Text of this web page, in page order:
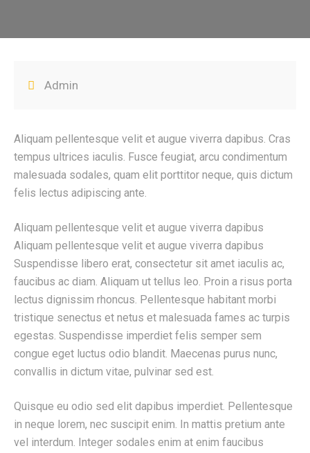
Admin
Aliquam pellentesque velit et augue viverra dapibus. Cras
tempus ultrices iaculis. Fusce feugiat, arcu condimentum
malesuada sodales, quam elit porttitor neque, quis dictum
felis lectus adipiscing ante.
Aliquam pellentesque velit et augue viverra dapibus
Aliquam pellentesque velit et augue viverra dapibus
Suspendisse libero erat, consectetur sit amet iaculis ac,
faucibus ac diam. Aliquam ut tellus leo. Proin a risus porta
lectus dignissim rhoncus. Pellentesque habitant morbi
tristique senectus et netus et malesuada fames ac turpis
egestas. Suspendisse imperdiet felis semper sem
congue eget luctus odio blandit. Maecenas purus nunc,
convallis in dictum vitae, pulvinar sed est.
Quisque eu odio sed elit dapibus imperdiet. Pellentesque
in neque lorem, nec suscipit enim. In mattis pretium ante
vel interdum. Integer sodales enim at enim faucibus